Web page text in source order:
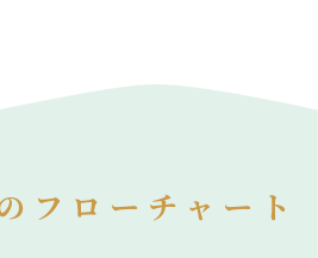
フローチャート